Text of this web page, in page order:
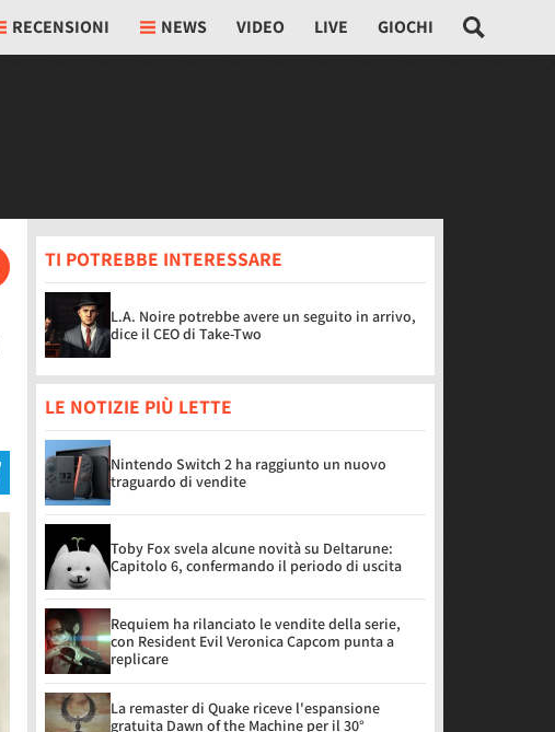
RECENSIONI NEWS VIDEO LIVE GIOCHI
TI POTREBBE INTERESSARE
L.A. Noire potrebbe avere un seguito in arrivo,
dice il CEO di Take-Two
LE NOTIZIE PIÙ LETTE
Nintendo Switch 2 ha raggiunto un nuovo
traguardo di vendite
Toby Fox svela alcune novità su Deltarune:
Capitolo 6, confermando il periodo di uscita
Requiem ha rilanciato le vendite della serie,
con Resident Evil Veronica Capcom punta a
replicare
La remaster di Quake riceve l'espansione
gratuita Dawn of the Machine per il 30°